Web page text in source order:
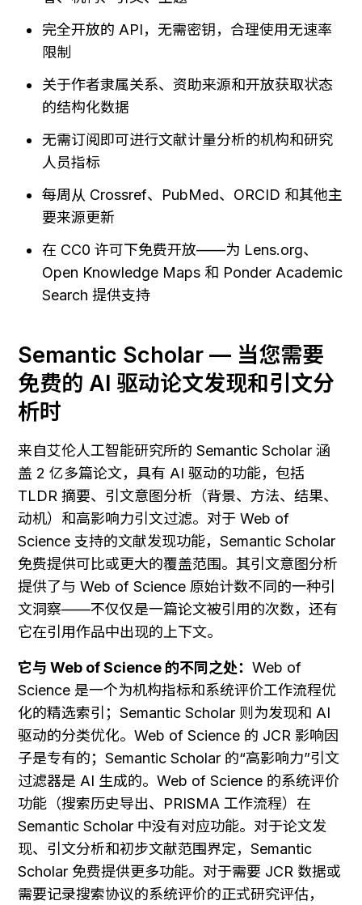
完全开放的 API，无需密钥，合理使用无速率
限制
关于作者隶属关系、资助来源和开放获取状态
的结构化数据
无需订阅即可进行文献计量分析的机构和研究
人员指标
每周从 Crossref、PubMed、ORCID 和其他主
要来源更新
在 CC0 许可下免费开放——为 Lens.org、
Open Knowledge Maps 和 Ponder Academic
Search 提供支持
Semantic Scholar — 当您需要
免费的 AI 驱动论文发现和引文分
析时
来自艾伦人工智能研究所的 Semantic Scholar 涵
盖 2 亿多篇论文，具有 AI 驱动的功能，包括
TLDR 摘要、引文意图分析（背景、方法、结果、
动机）和高影响力引文过滤。对于 Web of
Science 支持的文献发现功能，Semantic Scholar
免费提供可比或更大的覆盖范围。其引文意图分析
提供了与 Web of Science 原始计数不同的一种引
文洞察——不仅仅是一篇论文被引用的次数，还有
它在引用作品中出现的上下文。
它与 Web of Science 的不同之处： Web of
Science 是一个为机构指标和系统评价工作流程优
化的精选索引；Semantic Scholar 则为发现和 AI
驱动的分类优化。Web of Science 的 JCR 影响因
子是专有的；Semantic Scholar 的“高影响力”引文
过滤器是 AI 生成的。Web of Science 的系统评价
功能（搜索历史导出、PRISMA 工作流程）在
Semantic Scholar 中没有对应功能。对于论文发
现、引文分析和初步文献范围界定，Semantic
Scholar 免费提供更多功能。对于需要 JCR 数据或
需要记录搜索协议的系统评价的正式研究评估，